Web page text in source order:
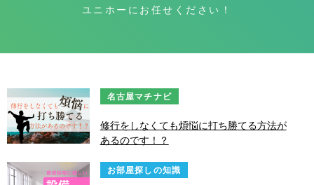
ユニホーにお任せください！
名古屋マチナビ
修行をしなくても煩悩に打ち勝てる方法が
あるのです！？
お部屋探しの知識